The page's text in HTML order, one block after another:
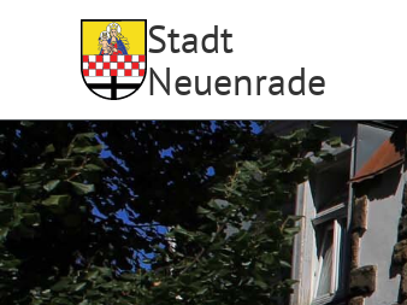
Stadt
Neuenrade